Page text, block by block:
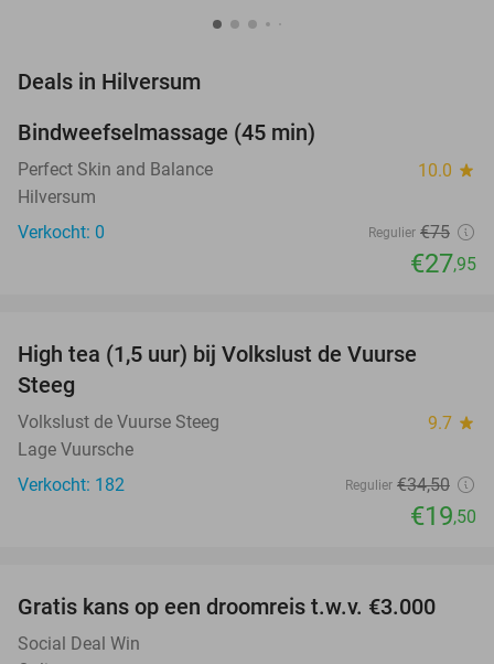
Deals in Hilversum
TODAY
Bindweefselmassage (45 min)
Perfect Skin and Balance 10.0 star
Hilversum
Verkocht: 0
Regulier €75
€27,95
High tea (1,5 uur) bij Volkslust de Vuurse
Steeg
Volkslust de Vuurse Steeg 9.7 star
Lage Vuursche
Verkocht: 182
Regulier €34,50
€19,50
Gratis kans op een droomreis t.w.v. €3.000
Social Deal Win